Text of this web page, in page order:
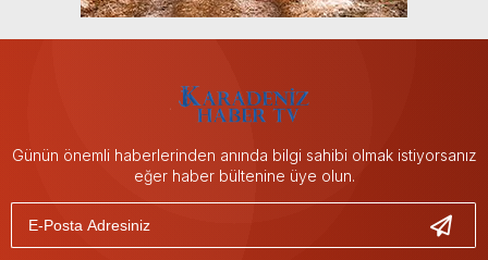
Günün önemli haberlerinden anında bilgi sahibi olmak istiyorsanız
eğer haber bültenine üye olun.